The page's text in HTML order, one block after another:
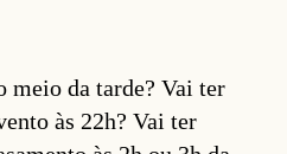
meio da tarde? Vai ter
às 22h? Vai ter